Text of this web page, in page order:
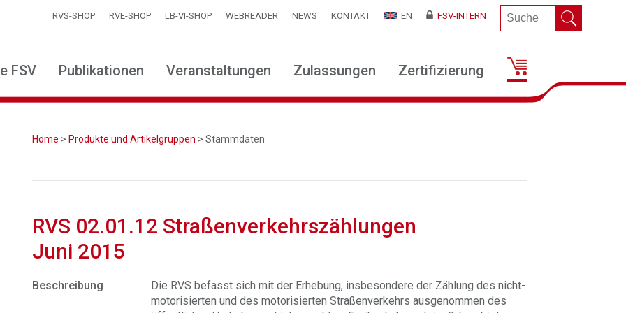
RVS-SHOP RVE-SHOP LB-VI-SHOP WEBREADER NEWS KONTAKT EN FSV-INTERN
FSV Publikationen Veranstaltungen Zulassungen Zertifizierung
Home > Produkte und Artikelgruppen > Stammdaten
RVS 02.01.12 Straßenverkehrszählungen
Juni 2015
Beschreibung
Die RVS befasst sich mit der Erhebung, insbesondere der Zählung des nicht-
motorisierten und des motorisierten Straßenverkehrs ausgenommen des